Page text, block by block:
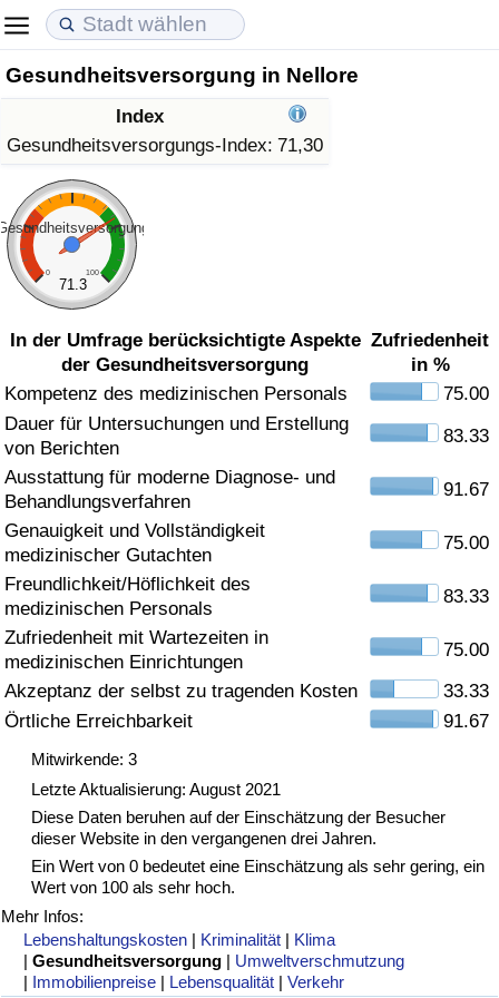
Gesundheitsversorgung in Nellore
Index
Gesundheitsversorgungs-Index: 71,30
0 100
71.3
In der Umfrage berücksichtigte Aspekte
der Gesundheitsversorgung
Zufriedenheit
in %
Kompetenz des medizinischen Personals
75.00
Dauer für Untersuchungen und Erstellung
von Berichten
83.33
Ausstattung für moderne Diagnose- und
Behandlungsverfahren
91.67
Genauigkeit und Vollständigkeit
medizinischer Gutachten
75.00
Freundlichkeit/Höflichkeit des
medizinischen Personals
83.33
Zufriedenheit mit Wartezeiten in
medizinischen Einrichtungen
75.00
Akzeptanz der selbst zu tragenden Kosten
33.33
Örtliche Erreichbarkeit
91.67
Mitwirkende: 3
Letzte Aktualisierung: August 2021
Diese Daten beruhen auf der Einschätzung der Besucher
dieser Website in den vergangenen drei Jahren.
Ein Wert von 0 bedeutet eine Einschätzung als sehr gering, ein
Wert von 100 als sehr hoch.
Mehr Infos:
Lebenshaltungskosten | Kriminalität | Klima
|Gesundheitsversorgung | Umweltverschmutzung
| Immobilienpreise | Lebensqualität |Verkehr
Lebenshaltungskosten
Lebenshaltungskosten-Index (aktuell)
Lebenshaltungskosten-Index
Lebenshaltungskosten-Index nach Land
in Akaba
Immobilienpreise
Immobilienpreis-Index (aktuell)
Immobilienpreis-Index
Immobilienpreis-Index nach Land
Lebensqualität
Lebensqualität-Index
Lebensqualität-Index (aktuell)
Lebensqualitätsindex nach Land
Kriminalität
Kriminalitäts-Index (aktuell)
Kriminalitäts-Index
Kriminalitätsindex nach Land
Gesundheitsversorgung
Gesundheitsversorgungs-Index (aktuell)
Gesundheitsversorgungs-Index
Gesundheitsversorgungs-Index nach Land
Umweltverschmutzung
Umweltverschmutzungs-Index (aktuell)
Verschmutzungsindex
Umweltverschmutzungs-Index nach Land
Verkehr